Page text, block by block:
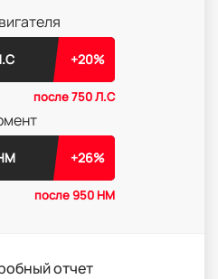
+20%
после 750 Л.С
+26%
после 950 НМ
отчет